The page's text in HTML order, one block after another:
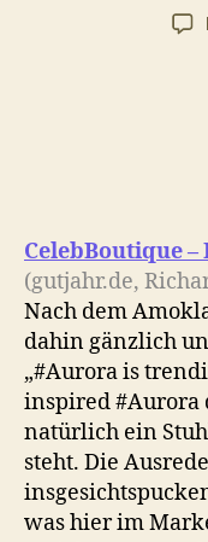
CelebBoutique
(gutjahr.de,
Nach dem
dahin gänzlich
„#Aurora is
inspired #Aurora
natürlich ein
steht. Die
was hier im